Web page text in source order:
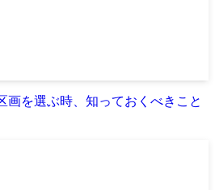
画を選ぶ時、知っておくべきこと